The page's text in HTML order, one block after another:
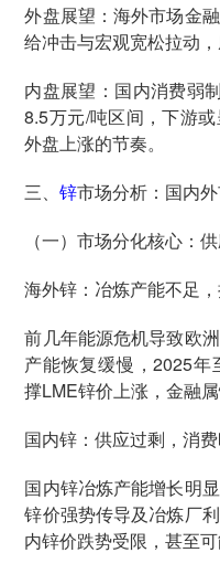
外盘展望：海外市场金
给冲击与宏观宽松拉动
内盘展望：国内消费弱
8.5万元/吨区间，下游
外盘上涨的节奏。
三、锌市场分析：国内
（一）市场分化核心：
海外锌：冶炼产能不足
前几年能源危机导致欧
产能恢复缓慢，2025
撑LME锌价上涨，金融
国内锌：供应过剩，消
国内锌冶炼产能增长明
锌价强势传导及冶炼厂
内锌价跌势受限，甚至可